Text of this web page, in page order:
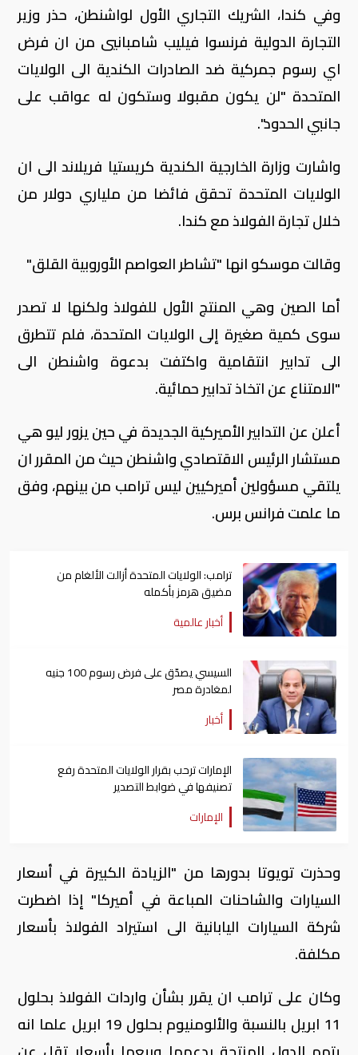
وفي كندا، الشريك التجاري الأول لواشنطن، حذر وزير
التجارة الدولية فرنسوا فيليب شامبانيي من ان فرض
اي رسوم جمركية ضد الصادرات الكندية الى الولايات
المتحدة "لن يكون مقبولا وستكون له عواقب على
جانبي الحدود".
واشارت وزارة الخارجية الكندية كريستيا فريلاند الى ان
الولايات المتحدة تحقق فائضا من ملياري دولار من
خلال تجارة الفولاذ مع كندا.
وقالت موسكو انها "تشاطر العواصم الأوروبية القلق"
أما الصين وهي المنتج الأول للفولاذ ولكنها لا تصدر
سوى كمية صغيرة إلى الولايات المتحدة، فلم تتطرق
الى تدابير انتقامية واكتفت بدعوة واشنطن الى
"الامتناع عن اتخاذ تدابير حمائية.
أعلن عن التدابير الأميركية الجديدة في حين يزور ليو هي
مستشار الرئيس الاقتصادي واشنطن حيث من المقرر ان
يلتقي مسؤولين أميركيين ليس ترامب من بينهم، وفق
ما علمت فرانس برس.
ترامب: الولايات المتحدة أزالت الألغام من
مضيق هرمز بأكمله
أخبار عالمية
السيسي يصدّق على فرض رسوم 100 جنيه
لمغادرة مصر
أخبار
الإمارات ترحب بقرار الولايات المتحدة رفع
تصنيفها في ضوابط التصدير
الإمارات
وحذرت تويوتا بدورها من "الزيادة الكبيرة في أسعار
السيارات والشاحنات المباعة في أميركا" إذا اضطرت
شركة السيارات اليابانية الى استيراد الفولاذ بأسعار
مكلفة.
وكان على ترامب ان يقرر بشأن واردات الفولاذ بحلول
11 ابريل بالنسبة والألومنيوم بحلول 19 ابريل علما انه